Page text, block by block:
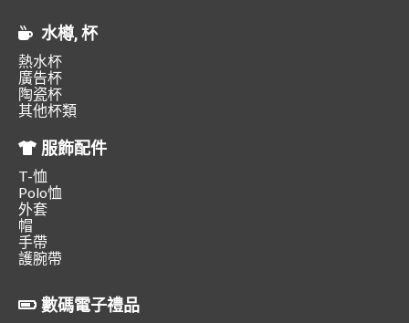
水樽, 杯
熱水杯
廣告杯
陶瓷杯
其他杯類
服飾配件
T-恤
Polo恤
外套
帽
手帶
護腕帶
數碼電子禮品